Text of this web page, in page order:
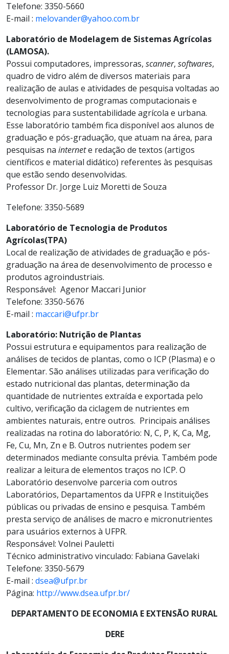
Telefone: 3350-5660
E-mail : melovander@yahoo.com.br
Laboratório de Modelagem de Sistemas Agrícolas
(LAMOSA).
Possui computadores, impressoras, scanner, softwares,
quadro de vidro além de diversos materiais para
realização de aulas e atividades de pesquisa voltadas ao
desenvolvimento de programas computacionais e
tecnologias para sustentabilidade agrícola e urbana.
Esse laboratório também fica disponível aos alunos de
graduação e pós-graduação, que atuam na área, para
pesquisas na internete redação de textos (artigos
científicos e material didático) referentes às pesquisas
que estão sendo desenvolvidas.
Professor Dr. Jorge Luiz Moretti de Souza
Telefone: 3350-5689
Laboratório de Tecnologia de Produtos
Agrícolas(TPA)
Local de realização de atividades de graduação e pós-
graduação na área de desenvolvimento de processo e
produtos agroindustriais.
Responsável: Agenor Maccari Junior
Telefone: 3350-5676
E-mail : maccari@ufpr.br
Laboratório: Nutrição de Plantas
Possui estrutura e equipamentos para realização de
análises de tecidos de plantas, como o ICP (Plasma) e o
Elementar. São análises utilizadas para verificação do
estado nutricional das plantas, determinação da
quantidade de nutrientes extraída e exportada pelo
cultivo, verificação da ciclagem de nutrientes em
ambientes naturais, entre outros. Principais análises
realizadas na rotina do laboratório: N, C, P, K, Ca, Mg,
Fe, Cu, Mn, Zn e B. Outros nutrientes podem ser
determinados mediante consulta prévia. Também pode
realizar a leitura de elementos traços no ICP. O
Laboratório desenvolve parceria com outros
Laboratórios, Departamentos da UFPR e Instituições
públicas ou privadas de ensino e pesquisa. Também
presta serviço de análises de macro e micronutrientes
para usuários externos à UFPR.
Responsável: Volnei Pauletti
Técnico administrativo vinculado: Fabiana Gavelaki
Telefone: 3350-5679
E-mail : dsea@ufpr.br
Página: http://www.dsea.ufpr.br/
DEPARTAMENTO DE ECONOMIA E EXTENSÃO RURAL
DERE